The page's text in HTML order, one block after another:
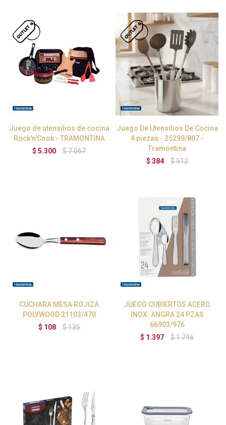
Juego de utensilios de cocina
Rock'n'Cook - TRAMONTINA
$ 5.300 $7.067
Juego De Utensilios De Cocina
4 piezas - 25299/807 -
Tramontina
$ 384 $512
CUCHARA MESA ROJIZA
POLYWOOD 21103/470
$ 108 $135
JUEGO CUBIERTOS ACERO
INOX. ANGRA 24 PZAS
66903/976
$ 1.397 $1.746